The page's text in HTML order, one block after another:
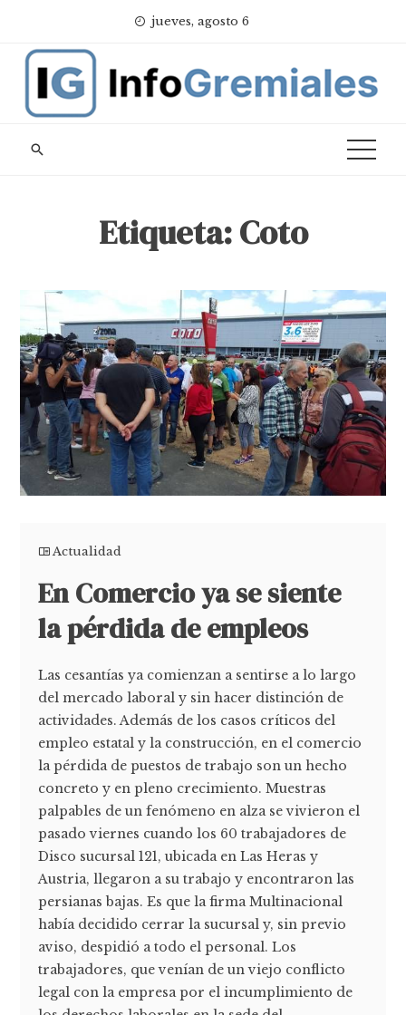
content
jueves, agosto 6
Etiqueta:Coto
Actualidad
En Comercio ya se siente
la pérdida de empleos
Las cesantías ya comienzan a sentirse a lo largo
del mercado laboral y sin hacer distinción de
actividades. Además de los casos críticos del
empleo estatal y la construcción, en el comercio
la pérdida de puestos de trabajo son un hecho
concreto y en pleno crecimiento. Muestras
palpables de un fenómeno en alza se vivieron el
pasado viernes cuando los 60 trabajadores de
Disco sucursal 121, ubicada en Las Heras y
Austria, llegaron a su trabajo y encontraron las
persianas bajas. Es que la firma Multinacional
había decidido cerrar la sucursal y, sin previo
aviso, despidió a todo el personal. Los
trabajadores, que venían de un viejo conflicto
legal con la empresa por el incumplimiento de